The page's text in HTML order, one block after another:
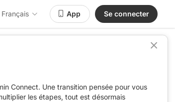
Français App Se connecter
Connect. Une transition pensée pour vous
les étapes, tout est désormais